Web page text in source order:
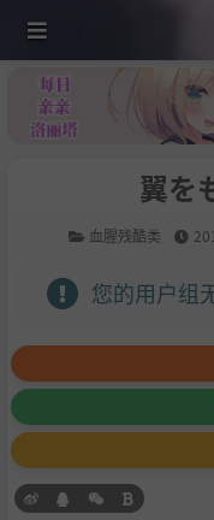
翼を
血腥残酷类
您的用户组